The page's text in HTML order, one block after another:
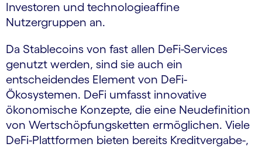
Investoren und technologieaffine
Nutzergruppen an.
Da Stablecoins von fast allen DeFi-Services
genutzt werden, sind sie auch ein
entscheidendes Element von DeFi-
Ökosystemen. DeFi umfasst innovative
ökonomische Konzepte, die eine Neudefinition
von Wertschöpfungsketten ermöglichen. Viele
DeFi-Plattformen bieten bereits Kreditvergabe-,